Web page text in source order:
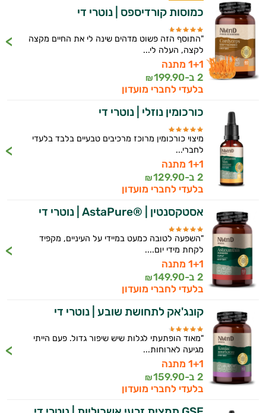
כמוסות קורדיספס | נוטרי די
"התוסף הזה פשוט מדהים שינה לי את החיים מקצה
לקצה, העלה לי...
1+1 מתנה
2 ב-
199.90
₪
בלעדי לחברי מועדון
כורכומין נוזלי | נוטרי די
מיצוי כורכומין מרוכז מרכיבים טבעיים בלבד בלעדי
לחברי...
1+1 מתנה
2 ב-
129.90
₪
בלעדי לחברי מועדון
אסטקסנטין | ®AstaPure | נוטרי די
"השפעה לטובה כמעט במיידי על העיניים, מקפיד
לקחת מידי יום....
1+1 מתנה
2 ב-
149.90
₪
בלעדי לחברי מועדון
קונג'אק לתחושת שובע | נוטרי די
"מאוד הופתעתי לגלות שיש שיפור גדול. פעם הייתי
מגיעה לארוחות...
1+1 מתנה
2 ב-
159.90
₪
בלעדי לחברי מועדון